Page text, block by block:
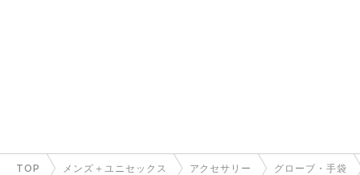
TOP メンズ＋ユニセックス アクセサリー グローブ・手袋